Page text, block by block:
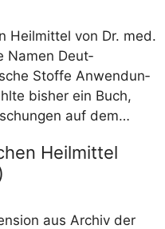
Heil­mit­tel von Dr. med.
Namen Deut­
Stof­fe Anwen­dun­
bis­her ein Buch,
auf dem…
Heilmittel
aus Archiv der